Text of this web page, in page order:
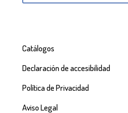
Catálogos
Declaración de accesibilidad
Política de Privacidad
Aviso Legal